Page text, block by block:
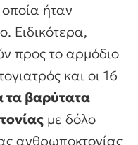
ήταν
Ειδικότερα,
προς το αρμόδιο
και οι 16
τα βαρύτατα
με δόλο
ανθρωποκτονίας